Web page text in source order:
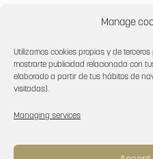
Manage
Utilizamos cookies propias y de
mostrarte publicidad relacionada con
elaborado a partir de tus hábitos de
visitadas).
Managing services